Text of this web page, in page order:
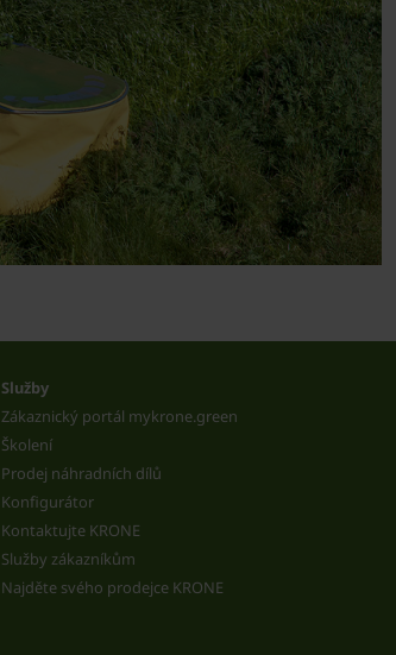
Služby
Zákaznický portál mykrone.green
Školení
Prodej náhradních dílů
Konfigurátor
Kontaktujte KRONE
Služby zákazníkům
Najděte svého prodejce KRONE